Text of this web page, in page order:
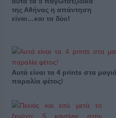
της Αθήνας η απάντηση
είναι…και τα δύο!
Αυτά είναι τα 4 prints στα
παραλία φέτος!